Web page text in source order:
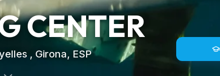
CENTER
, Girona, ESP